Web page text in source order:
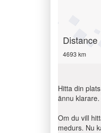
Distance
4693 km
Hitta din
ännu
Om du vill
medurs. Nu